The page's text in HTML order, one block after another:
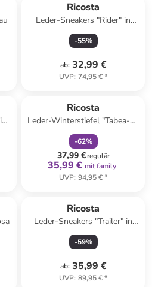
Ricosta
Leder-Sneakers "Rider" in
Dunkelblau/ Orange
-55%
ab: 32,99 €
UVP: 74,95 €*
Ricosta
Leder-Winterstiefel "Tabea-S"
in Lila
-62%
37,99 €regulär
35,99 € mit family
UVP: 94,95 €*
Ricosta
Leder-Sneakers "Trailer" in
Grau/ Pink
-59%
ab: 35,99 €
UVP: 89,95 €*